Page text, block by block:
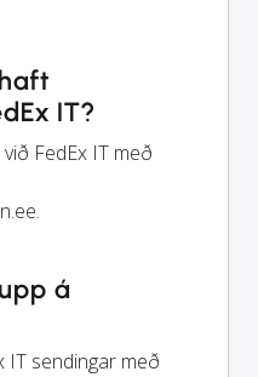
IT?
FedEx IT með
.
á
IT sendingar með